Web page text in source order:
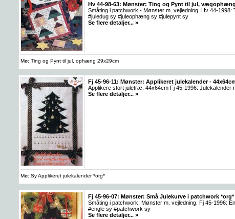
Hv 44-98-63: Mønster: Ting og Pynt til jul,
Småting i patchwork - Mønster m. vejledning. Hv 44-
#juledug sy #juleophæng sy #julepynt sy
Se flere detaljer... »
Mø: Ting og Pynt til jul, ophæng 29x29cm
Fj 45-96-11: Mønster: Applikeret julekalender -
Applikere stort juletræ. 44x64cm Fj 45-1996:
Se flere detaljer... »
Mø: Sy Applikeret julekalender *org*
Fj 45-96-07: Mønster: Små Julekurve i patchwork *org*
Småting i patchwork. Mønster m. vejledning. Fj 45-1996:
#engle sy #patchwork sy
Se flere detaljer... »